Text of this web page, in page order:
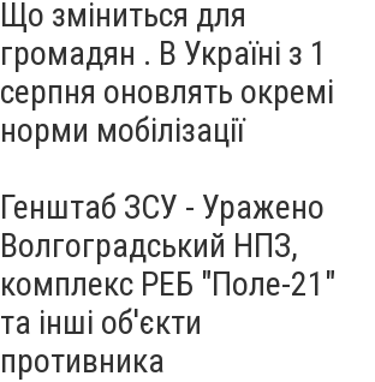
Що зміниться для
громадян . В Україні з 1
серпня оновлять окремі
норми мобілізації
Генштаб ЗСУ - Уражено
Волгоградський НПЗ,
комплекс РЕБ "Поле-21"
та інші об'єкти
противника